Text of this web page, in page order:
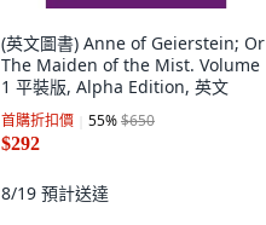
(英文圖書) Anne of Geierstein; Or
The Maiden of the Mist. Volume
1 平裝版, Alpha Edition, 英文
首購折扣價 55%$650
$292
8/19 預計送達